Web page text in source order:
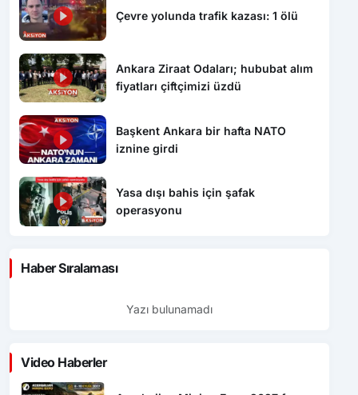
Çevre yolunda trafik kazası: 1 ölü
Ankara Ziraat Odaları; hububat alım
fiyatları çiftçimizi üzdü
Başkent Ankara bir hafta NATO
iznine girdi
Yasa dışı bahis için şafak
operasyonu
Haber Sıralaması
Yazı bulunamadı
Video Haberler